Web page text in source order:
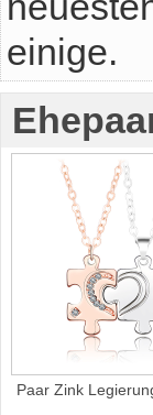
einige.
Paar Zink